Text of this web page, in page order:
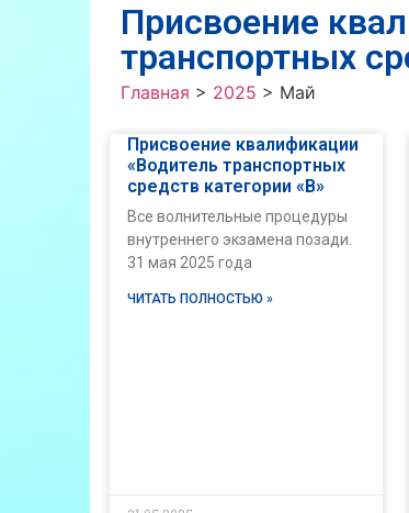
Присвоение
транспортных
Главная > 2025 > Май
Присвоение квалификации
«Водитель транспортных
средств категории «В»
Все волнительные процедуры
внутреннего экзамена позади.
31 мая 2025 года
ЧИТАТЬ ПОЛНОСТЬЮ »